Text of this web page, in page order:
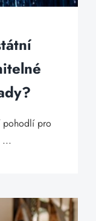
pohodlí pro
...